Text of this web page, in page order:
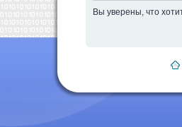
Вы уверены, что